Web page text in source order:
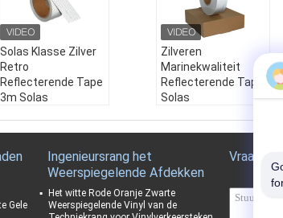
Solas Klasse Zilver
Retro
Reflecterende Tape
3m Solas
Zilver Retro
Reflecterende Tape
Goedgekeurde
Zilveren
Marinekwaliteit
Reflecterende Tape
Solas
Reddingsboei
Gebruik:
Veiligheids
markering, reflectie
Gele
Ingenieursrang het
Weerspiegelende Afdekken
Het witte Rode Oranje Zwarte
Weerspiegelende Vinyl van de
Vraag